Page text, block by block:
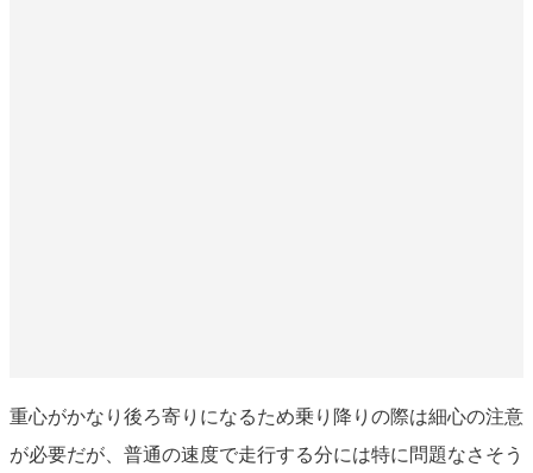
重心がかなり後ろ寄りになるため乗り降りの際は細心の注意
が必要だが、普通の速度で走行する分には特に問題なさそう